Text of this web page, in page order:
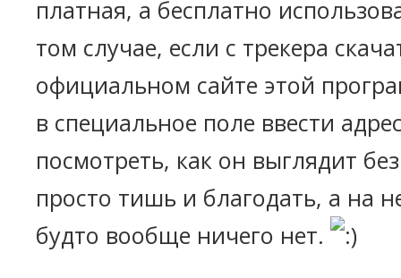
платная, а бесплатно
том случае, если с трекера
официальном сайте этой
в специальное поле ввести
посмотреть, как он выглядит
просто тишь и благодать, а на
будто вообще ничего нет.